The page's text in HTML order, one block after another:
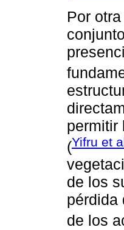
Por
permitir
(Yifru et
de los
pérdida
de los